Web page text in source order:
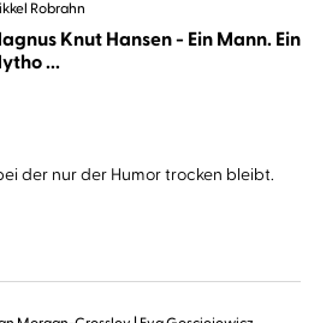
Robrahn
Knut Hansen - Ein Mann. Ein
...
der nur der Humor trocken bleibt.